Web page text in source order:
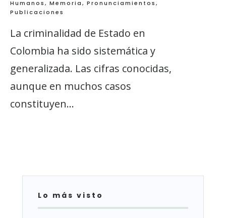
Humanos, Memoria, Pronunciamientos,
Publicaciones
La criminalidad de Estado en
Colombia ha sido sistemática y
generalizada. Las cifras conocidas,
aunque en muchos casos
constituyen...
Lo más visto